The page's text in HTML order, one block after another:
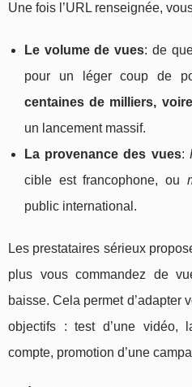
Une fois l’URL renseignée,
Le volume de vues: de
pour un léger coup de
centaines de milliers,
un lancement massif.
La provenance des vues:
cible est francophone, ou
public international.
Les prestataires sérieux
plus vous commandez de
baisse. Cela permet d’adapter
objectifs : test d’une vidéo,
compte, promotion d’une